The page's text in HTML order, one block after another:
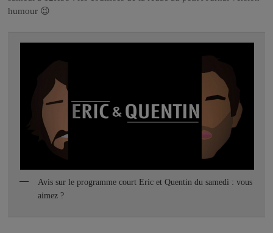
humour 😉
Avis sur le programme court Eric et Quentin du samedi : vous
aimez ?